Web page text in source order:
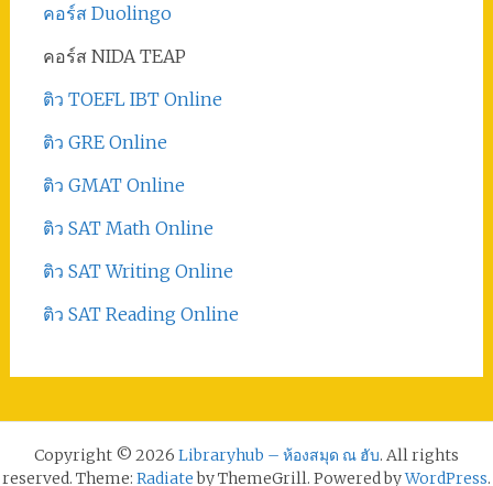
คอร์ส Duolingo
คอร์ส NIDA TEAP
ติว TOEFL IBT Online
ติว GRE Online
ติว GMAT Online
ติว SAT Math Online
ติว SAT Writing Online
ติว SAT Reading Online
Copyright © 2026 Libraryhub – ห้องสมุด ณ ฮับ. All rights
reserved. Theme: Radiateby ThemeGrill. Powered byWordPress.